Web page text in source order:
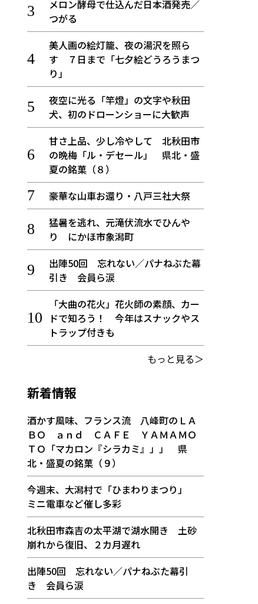
メロン酵母で仕込んだ日本酒発売／
つがる
美人画の絵灯籠、夜の湯沢を照ら
す ７日まで「七夕絵どうろうまつ
り」
夜空に光る「竿燈」の文字や秋田
犬、初のドローンショーに大歓声
甘さ上品、少し冷やして 北秋田市
の晩梅「ル・デセール」 県北・盛
夏の銘菓（８）
豪華な山車お還り・八戸三社大祭
猛暑を逃れ、元滝伏流水でひんや
り にかほ市象潟町
出陣50回 忘れない／パナねぶた幕
引き 会員ら涙
「大曲の花火」花火師の素顔、カー
ドで知ろう！ 今年はスナックやス
トラップ付きも
もっと見る＞
新着情報
酒かす風味、フランス流 八峰町のＬＡ
ＢＯ ａｎｄ ＣＡＦＥ ＹＡＭＡＭＯ
ＴＯ「マカロン『シラカミ』」」 県
北・盛夏の銘菓（９）
今週末、大潟村で「ひまわりまつり」
ミニ電車など催し多彩
北秋田市森吉の太平湖で湖水開き 土砂
崩れから復旧、２カ月遅れ
出陣50回 忘れない／パナねぶた幕引
き 会員ら涙